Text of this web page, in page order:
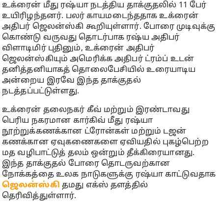
உக்ரைன் மீது ரஷ்யா நடத்திய தாக்குதலில் 11 பேர்
உயிரிழந்தனர். பலர் காயமடைந்ததாக உக்ரைன்
அதிபர் ஜெலன்ஸ்கி கூறியுள்ளார். போரை முடிவுக்கு
கொண்டு வருவது தொடர்பாக ரஷ்ய அதிபர்
விளாடிமிர் புதினும், உக்ரைன் அதிபர்
ஜெலன்ஸ்கியும் அமெரிக்க அதிபர் ட்ரம்ப் உடன்
தனித்தனியாகத் தொலைபேசியில் உரையாடிய
அன்றைய இரவே இந்த தாக்குதல்
நடத்தப்பட்டுள்ளது.
உக்ரைன் தலைநகர் கீவ் மற்றும் இரண்டாவது
பெரிய நகரமான கார்கிவ் மீது ரஷ்யா
நூற்றுக்கணக்கான ட்ரோன்கள் மற்றும் டஜன்
கணக்கான ஏவுகணைகளை ஏவியதில் புகழ்பெற்ற
மத வழிபாட்டுத் தலம் ஒன்றும் தீக்கிரையானது.
இந்த தாக்குதல் போரை தொடருவற்கான
நோக்கத்தை உலக நாடுகளுக்கு ரஷ்யா காட்டுவதாக
ஜெலன்ஸ்கி தமது எக்ஸ் தளத்தில்
தெரிவித்துள்ளார்.